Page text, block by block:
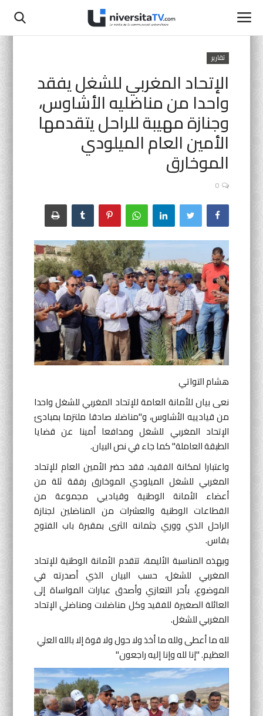
الصفحة الرئيسية
اتصل بنا
أنشطة رسمية
التعليم المدرسي
جامعة سيدي محمد بن عبد الله
التعليم الثانوي التأهيلي
البحث العلمي
أنشطة موازية
English
Français العربية
تقارير
الإتحاد المغربي للشغل يفقد
واحدا من مناضليه الأشاوس،
وجنازة مهيبة للراحل يتقدمها
الأمين العام الميلودي
الموخارق
0
هشام التواتي
نعى بيان للأمانة العامة للإتحاد المغربي للشغل واحدا
من قيادييه الأشاوس، و"مناضلا صادقا ملتزما بمبادئ
الإتحاد المغربي للشغل ومدافعا أمينا عن قضايا
الطبقة العاملة" كما جاء في نص البيان.
واعتبارا لمكانة الفقيد، فقد حضر الأمين العام للإتحاد
المغربي للشغل الميلودي الموخارق رفقة ثلة من
أعضاء الأمانة الوطنية وقياديي مجموعة من
القطاعات الوطنية والعشرات من المناضلين لجنازة
الراحل الذي ووري جثمانه الثرى بمقبرة باب الفتوح
بفاس.
وبهذه المناسبة الأليمة، تتقدم الأمانة الوطنية للإتحاد
المغربي للشغل، حسب البيان الذي أصدرته في
الموضوع، بأحر التعازي وأصدق عبارات المواساة إلى
العائلة الصغيرة للفقيد وكل مناضلات ومناضلي الإتحاد
المغربي للشغل.
لله ما أعطى ولله ما أخذ ولا حول ولا قوة إلا بالله العلي
العظيم. "إنا لله وإنا إليه راجعون"